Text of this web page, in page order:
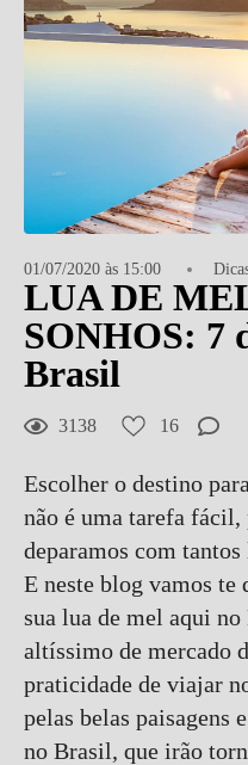
01/07/2020 às 15:00
LUA DE
SONHOS: 7
Brasil
3138 16
Escolher o destino
não é uma tarefa
deparamos com
E neste blog vamos te
sua lua de mel aqui
altíssimo de mercado
praticidade de viajar
pelas belas paisagens
no Brasil, que irão